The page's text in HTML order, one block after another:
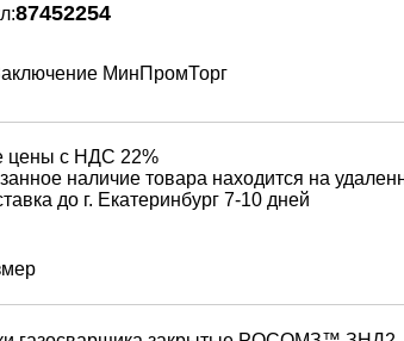
87452254
МинПромТорг
цены с НДС 22%
наличие товара находится на
до г. Екатеринбург 7-10 дней